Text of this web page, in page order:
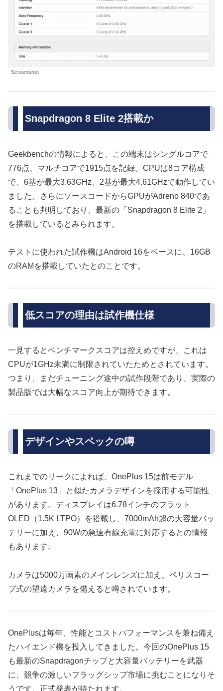
Screenshot
Snapdragon 8 Elite 2搭載か
Geekbenchの情報によると、この端末はシングルコアで
776点、マルチコアで1915点を記録。CPUは8コア構成
で、6基が最大3.63GHz、2基が最大4.61GHzで動作してい
ました。さらにソースコードからGPUがAdreno 840であ
ることも判明しており、最新の「Snapdragon 8 Elite 2」
を搭載しているとみられます。
テストに使われた試作機はAndroid 16をベースに、16GB
のRAMを搭載していたとのことです。
低スコアの理由は試作機仕様
一見するとベンチマークスコアは控えめですが、これは
CPUが1GHz未満に制限されていたためとされています。
つまり、まだチューニング途中の試作段階であり、実際の
製品版では大幅なスコア向上が期待できます。
デザインやスペックの噂
これまでのリークによれば、OnePlus 15は前モデル
「OnePlus 13」と似たカメラデザインを採用する可能性
があります。ディスプレイは6.78インチのフラット
OLED（1.5K LTPO）を搭載し、7000mAh超の大容量バッ
テリーに加え、90Wの急速有線充電に対応するとの情報
もあります。
カメラは5000万画素のメインレンズに加え、ペリスコー
プ式の望遠カメラを備えると噂されています。
OnePlusは毎年、性能とコストパフォーマンスを兼ね備え
たハイエンド機を投入してきました。今回のOnePlus 15
も最新のSnapdragonチップと大容量バッテリーを武器
に、競争の激しいフラッグシップ市場に挑むことになりそ
うです。正式発表が待たれます。